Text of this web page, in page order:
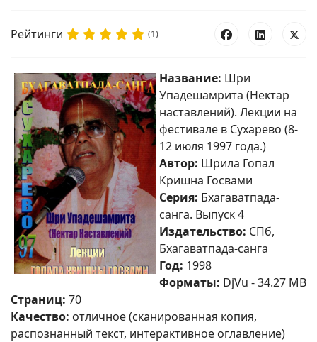
Рейтинги (1)
Название: Шри
Упадешамрита (Нектар
наставлений). Лекции на
фестивале в Сухарево (8-
12 июля 1997 года.)
Автор: Шрила Гопал
Кришна Госвами
Серия: Бхагаватпада-
санга. Выпуск 4
Издательство: СПб,
Бхагаватпада-санга
Год: 1998
Форматы: DjVu - 34.27 MB
Страниц: 70
Качество: отличное (сканированная копия,
распознанный текст, интерактивное оглавление)